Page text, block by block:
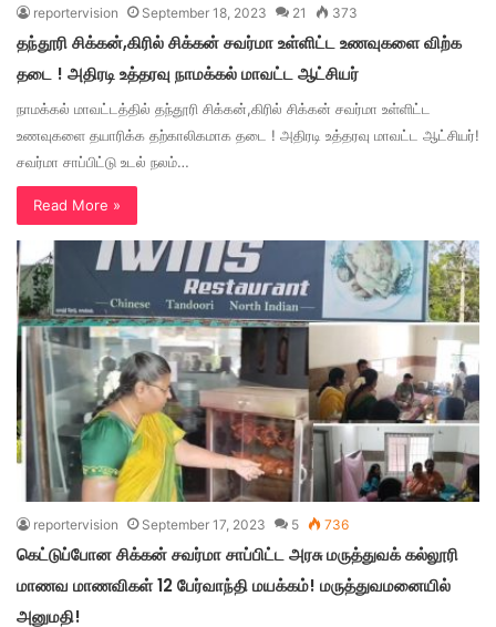
reportervision September 18, 2023 21 373
தந்தூரி சிக்கன்,கிரில் சிக்கன் சவர்மா உள்ளிட்ட உணவுகளை விற்க
தடை ! அதிரடி உத்தரவு நாமக்கல் மாவட்ட ஆட்சியர்
நாமக்கல் மாவட்டத்தில் தந்தூரி சிக்கன்,கிரில் சிக்கன் சவர்மா உள்ளிட்ட
உணவுகளை தயாரிக்க தற்காலிகமாக தடை ! அதிரடி உத்தரவு மாவட்ட ஆட்சியர்!
சவர்மா சாப்பிட்டு உடல் நலம்…
Read More »
reportervision September 17, 2023 5 736
கெட்டுப்போன சிக்கன் சவர்மா சாப்பிட்ட அரசு மருத்துவக் கல்லூரி
மாணவ மாணவிகள் 12 பேர்வாந்தி மயக்கம்! மருத்துவமனையில்
அனுமதி!